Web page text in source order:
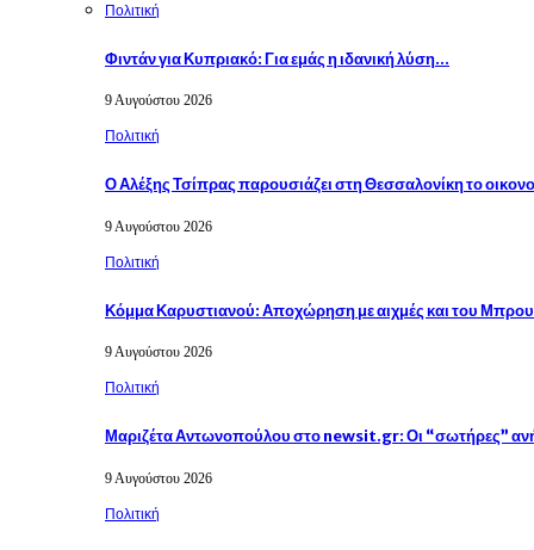
Πολιτική
Φιντάν για Κυπριακό: Για εμάς η ιδανική λύση…
9 Αυγούστου 2026
Πολιτική
Ο Αλέξης Τσίπρας παρουσιάζει στη Θεσσαλονίκη το
9 Αυγούστου 2026
Πολιτική
Κόμμα Καρυστιανού: Αποχώρηση με αιχμές και του
9 Αυγούστου 2026
Πολιτική
Μαριζέτα Αντωνοπούλου στο newsit.gr: Οι “σωτήρες”
9 Αυγούστου 2026
Πολιτική